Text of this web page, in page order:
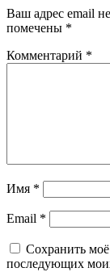
Ваш адрес email
помечены *
Комментарий *
Имя *
Email *
Сохранить моё
последующих